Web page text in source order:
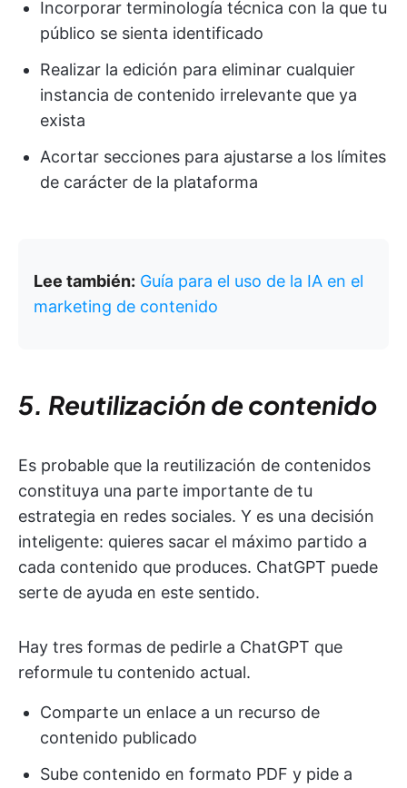
Incorporar terminología técnica con la que tu
público se sienta identificado
Realizar la edición para eliminar cualquier
instancia de contenido irrelevante que ya
exista
Acortar secciones para ajustarse a los límites
de carácter de la plataforma
Lee también: Guía para el uso de la IA en el
marketing de contenido
5. Reutilización decontenido
Es probable que la reutilización de contenidos
constituya una parte importante de tu
estrategia en redes sociales. Y es una decisión
inteligente: quieres sacar el máximo partido a
cada contenido que produces. ChatGPT puede
serte de ayuda en este sentido.
Hay tres formas de pedirle a ChatGPT que
reformule tu contenido actual.
Comparte un enlace a un recurso de
contenido publicado
Sube contenido en formato PDF y pide a